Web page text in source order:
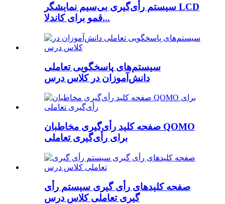
سیستم رأی‌گیری بی‌سیم نمایشگر LCD
قمو برای کاندلا...
سیستم‌های پاسخگویی تعاملی
دانش‌آموزان در کلاس درس
صفحه کلید رأی‌گیری مخاطبان QOMO
برای رأی‌گیری تعاملی
صفحه کلیدهای رأی گیری سیستم رأی
گیری تعاملی کلاس درس